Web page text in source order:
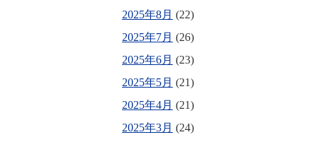
2025年8月 (22)
2025年7月 (26)
2025年6月 (23)
2025年5月 (21)
2025年4月 (21)
2025年3月 (24)